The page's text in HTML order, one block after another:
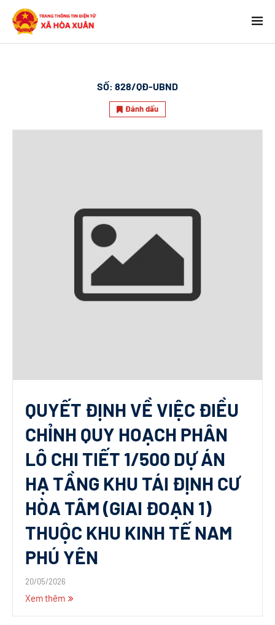
SỐ: 828/QĐ-UBND
Đánh dấu
QUYẾT ĐỊNH VỀ VIỆC ĐIỀU
CHỈNH QUY HOẠCH PHÂN
LÔ CHI TIẾT 1/500 DỰ ÁN
HẠ TẦNG KHU TÁI ĐỊNH CƯ
HÒA TÂM (GIAI ĐOẠN 1)
THUỘC KHU KINH TẾ NAM
PHÚ YÊN
20/05/2026
Xem thêm